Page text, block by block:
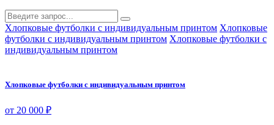
Хлопковые футболки с индивидуальным принтом Хлопковые
футболки с индивидуальным принтом Хлопковые футболки с
индивидуальным принтом
Хлопковые футболки с индивидуальным принтом
от 20 000 ₽